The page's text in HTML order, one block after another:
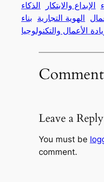
الإبداع والابتكار
الذكاء
الهوية التجارية بناء
الأعمال والتكنولوجيا
Leave a Reply
You must be
comment.